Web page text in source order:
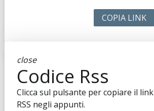
COPIA LINK
close
Codice Rss
Clicca sul pulsante per copiare il link
RSS negli appunti.